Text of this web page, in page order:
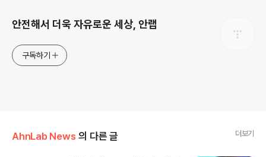
안전해서 더욱 자유로운 세상, 안랩
구독하기
AhnLab News 의 다른 글 더보기